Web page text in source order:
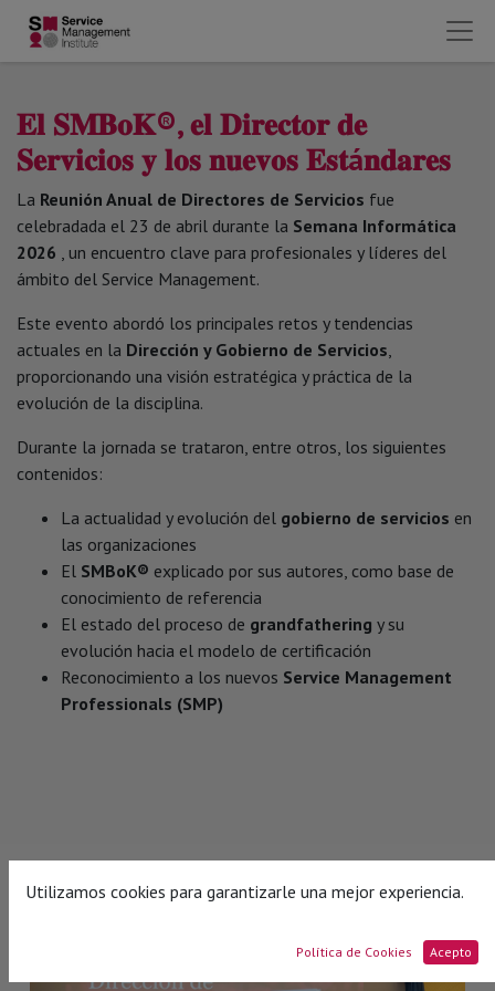
𝐄𝐥 𝐒𝐌𝐁𝐨𝐊®, 𝐞𝐥 𝐃𝐢𝐫𝐞𝐜𝐭𝐨𝐫 𝐝𝐞
𝐒𝐞𝐫𝐯𝐢𝐜𝐢𝐨𝐬 𝐲 𝐥𝐨𝐬 𝐧𝐮𝐞𝐯𝐨𝐬 𝐄𝐬𝐭á𝐧𝐝𝐚𝐫𝐞𝐬
La Reunión Anual de Directores de Servicios fue
celebradada el 23 de abril durante la Semana Informática
2026 , un encuentro clave para profesionales y líderes del
ámbito del Service Management.
Este evento abordó los principales retos y tendencias
actuales en la Dirección y Gobierno de Servicios,
proporcionando una visión estratégica y práctica de la
evolución de la disciplina.
Durante la jornada se trataron, entre otros, los siguientes
contenidos:
La actualidad y evolución del gobierno de servicios en
las organizaciones
El SMBoK® explicado por sus autores, como base de
conocimiento de referencia
El estado del proceso de grandfathering y su
evolución hacia el modelo de certificación
Reconocimiento a los nuevos Service Management
Professionals (SMP)
Utilizamos cookies para garantizarle una mejor experiencia.
Política de Cookies Acepto